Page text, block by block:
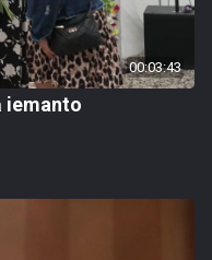
00:03:43
iemanto